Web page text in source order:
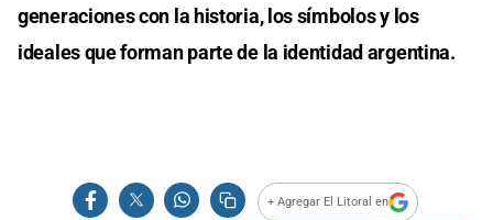
generaciones con la historia, los símbolos y los
ideales que forman parte de la identidad argentina.
+ Agregar El Litoral en